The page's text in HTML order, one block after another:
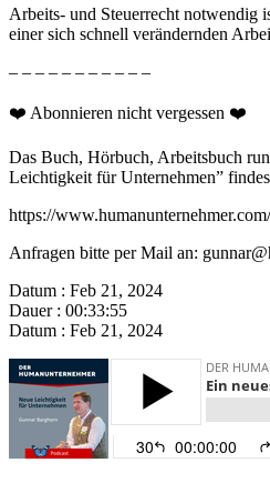
Arbeits- und Steuerrecht notwendig
einer sich schnell verändernden
– – – – – – – – – – –
❤️ Abonnieren nicht vergessen ❤️
Das Buch, Hörbuch, Arbeitsbuch
Leichtigkeit für Unternehmen”
https://
Anfragen bitte per Mail an:
Datum : Feb 21, 2024
Dauer : 00:33:55
Datum : Feb 21, 2024